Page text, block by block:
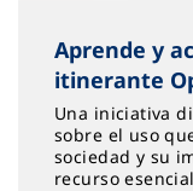
Aprende y
itinerante
Una iniciativa
sobre el uso
sociedad y su
recurso